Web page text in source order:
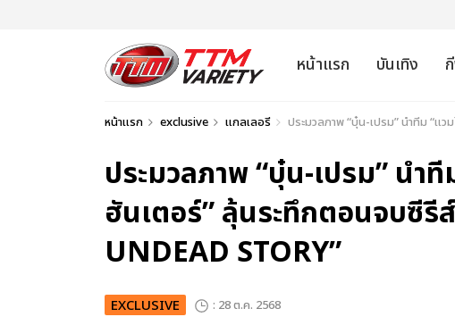
หน้าแรก บันเทิง
หน้าแรก exclusive แกลเลอรี ประมวลภาพ “บุ๋น-เปรม” นำทีม “แ
ประมวลภาพ “บุ๋น-เปรม” นำ
ฮันเตอร์” ลุ้นระทึกตอนจบซีรี
UNDEAD STORY”
EXCLUSIVE : 28 ต.ค. 2568